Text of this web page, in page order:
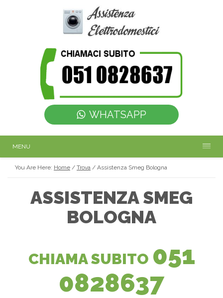
WHATSAPP
MENU
You Are Here: Home / Trova / Assistenza Smeg Bologna
ASSISTENZA SMEG
BOLOGNA
CHIAMA SUBITO 051
0828637